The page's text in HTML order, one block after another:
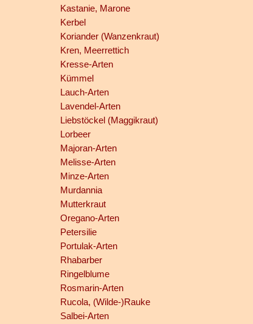
Kastanie, Marone
Kerbel
Koriander (Wanzenkraut)
Kren, Meerrettich
Kresse-Arten
Kümmel
Lauch-Arten
Lavendel-Arten
Liebstöckel (Maggikraut)
Lorbeer
Majoran-Arten
Melisse-Arten
Minze-Arten
Murdannia
Mutterkraut
Oregano-Arten
Petersilie
Portulak-Arten
Rhabarber
Ringelblume
Rosmarin-Arten
Rucola, (Wilde-)Rauke
Salbei-Arten